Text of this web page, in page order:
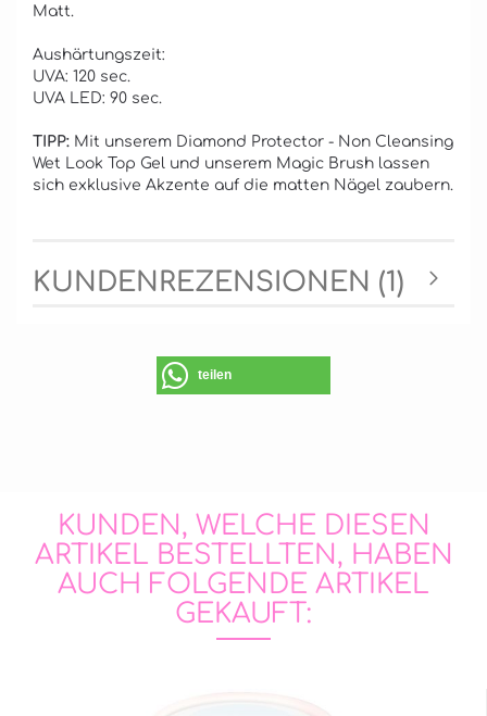
Matt.
Aushärtungszeit:
UVA: 120 sec.
UVA LED: 90 sec.
TIPP: Mit unserem Diamond Protector - Non Cleansing
Wet Look Top Gel und unserem Magic Brush lassen
sich exklusive Akzente auf die matten Nägel zaubern.
KUNDENREZENSIONEN (1)
teilen
KUNDEN, WELCHE DIESEN
ARTIKEL BESTELLTEN, HABEN
AUCH FOLGENDE ARTIKEL
GEKAUFT: